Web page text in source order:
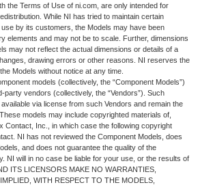
the Terms of Use of ni.com, are only intended for
While NI has tried to maintain certain
by its customers, the Models may have been
elements and may not be to scale. Further, dimensions
may not reflect the actual dimensions or details of a
drawing errors or other reasons. NI reserves the
Models without notice at any time.
models (collectively, the “Component Models”)
party vendors (collectively, the “Vendors”). Such
via license from such Vendors and remain the
models may include copyrighted materials of,
Contact, Inc., in which case the following copyright
NI has not reviewed the Component Models, does
and does not guarantee the quality of the
NI will in no case be liable for your use, or the results of
ITS LICENSORS MAKE NO WARRANTIES,
WITH RESPECT TO THE MODELS,